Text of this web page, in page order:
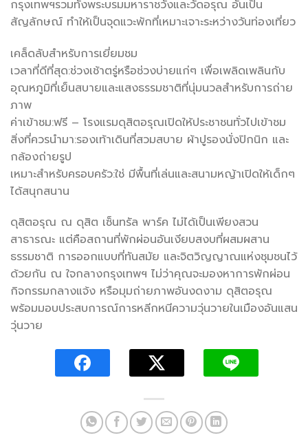
กรุงเทพฯรวมทั้งพระบรมมหาราชวังและวัดอรุณ อันเป็น
สัญลักษณ์ ทำให้เป็นจุดแวะพักที่เหมาะเจาะระหว่างวันท่องเที่ยว
เคล็ดลับสำหรับการเยี่ยมชม
เวลาที่ดีที่สุด:ช่วงเช้าตรู่หรือช่วงบ่ายแก่ๆ เพื่อเพลิดเพลินกับ
อุณหภูมิที่เย็นสบายและแสงธรรมชาติที่นุ่มนวลสำหรับการถ่าย
ภาพ
ค่าเข้าชม:ฟรี – โรงแรมดุสิตอรุณเปิดให้ประชาชนทั่วไปเข้าชม
สิ่งที่ควรนำมา:รองเท้าเดินที่สวมสบาย ผ้าปูรองนั่งปิกนิก และ
กล้องถ่ายรูป
เหมาะสำหรับครอบครัว:ใช่ มีพื้นที่เล่นและสนามหญ้าเปิดให้เด็กๆ
ได้สนุกสนาน
ดุสิตอรุณ ณ ดุสิต เซ็นทรัล พาร์ค ไม่ได้เป็นเพียงสวน
สาธารณะ แต่คือสถานที่พักผ่อนอันเงียบสงบที่ผสมผสาน
ธรรมชาติ การออกแบบที่ทันสมัย ​​และจิตวิญญาณแห่งชุมชนไว้
ด้วยกัน ณ ใจกลางกรุงเทพฯ ไม่ว่าคุณจะมองหาการพักผ่อน
กิจกรรมกลางแจ้ง หรือมุมถ่ายภาพอันงดงาม ดุสิตอรุณ
พร้อมมอบประสบการณ์การหลีกหนีความวุ่นวายในเมืองอันแสน
วุ่นวาย